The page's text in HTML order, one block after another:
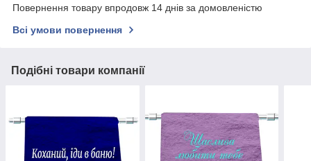
Повернення товару впродовж 14 днів за домовленістю
Всі умови повернення
Подібні товари компанії